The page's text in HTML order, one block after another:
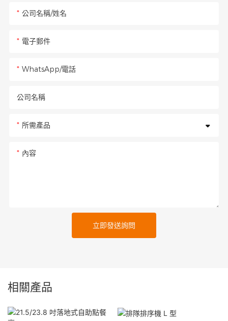
公司名稱/姓名
電子郵件
WhatsApp/電話
公司名稱
所需產品
內容
立即發送詢問
相關產品